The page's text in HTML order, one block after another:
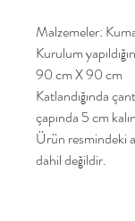
Malzemeler:
Kurulum
90 cm X 90 cm
Katlandığında
çapında 5 cm
Ürün resmindeki
dahil değildir.